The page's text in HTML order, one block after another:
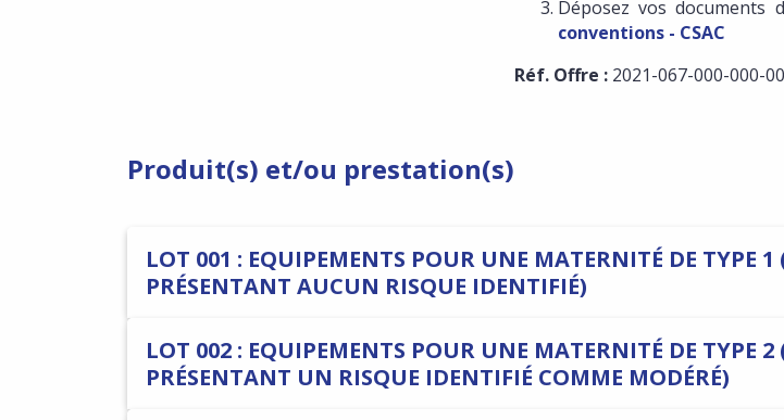
Déposez vos documents
conventions - CSAC
Réf. Offre : 2021-067-000-000-
Produit(s) et/ou prestation(s)
LOT 001 : EQUIPEMENTS POUR UNE MATERNITÉ DE TYPE 1
PRÉSENTANT AUCUN RISQUE IDENTIFIÉ)
LOT 002 : EQUIPEMENTS POUR UNE MATERNITÉ DE TYPE 2
PRÉSENTANT UN RISQUE IDENTIFIÉ COMME MODÉRÉ)